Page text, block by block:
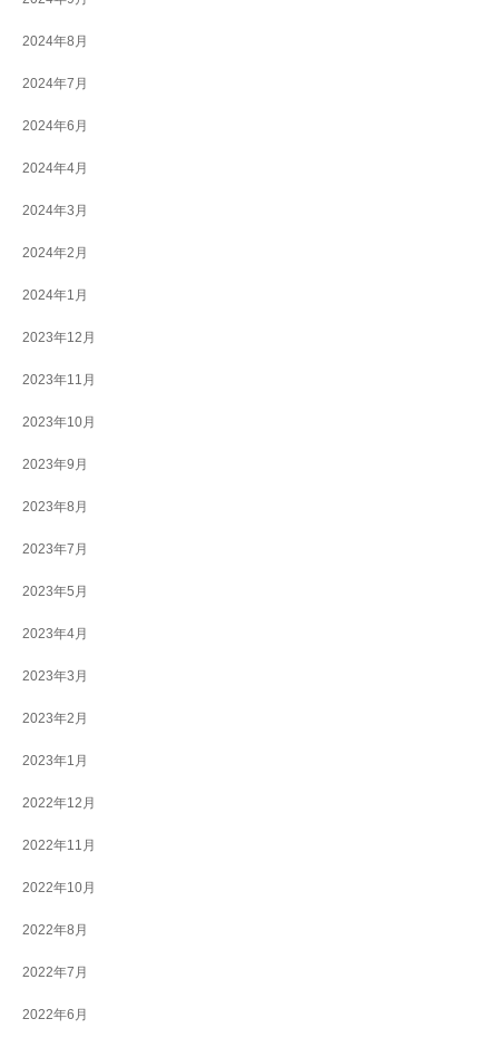
2024年8月
2024年7月
2024年6月
2024年4月
2024年3月
2024年2月
2024年1月
2023年12月
2023年11月
2023年10月
2023年9月
2023年8月
2023年7月
2023年5月
2023年4月
2023年3月
2023年2月
2023年1月
2022年12月
2022年11月
2022年10月
2022年8月
2022年7月
2022年6月